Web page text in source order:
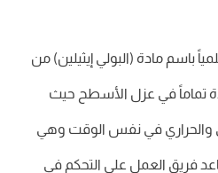
باسم مادة (البولي إيثيلين) من
تماماً في عزل الأسطح حيث
والحراري في نفس الوقت وهي
فريق العمل على التحكم في